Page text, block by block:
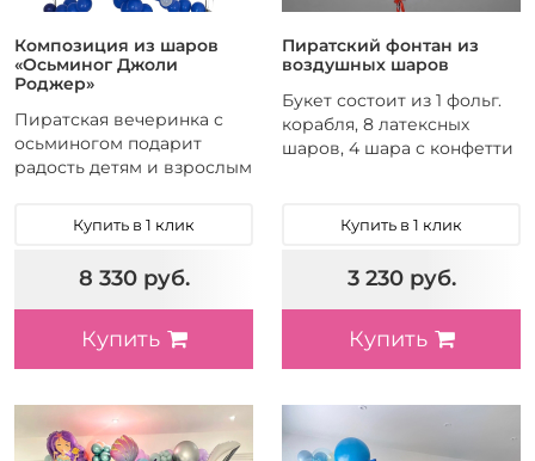
Композиция из шаров
«Осьминог Джоли
Роджер»
Пиратская вечеринка с
осьминогом подарит
радость детям и взрослым
Купить в 1 клик
8 330 руб.
Купить
Пиратский фонтан из
воздушных шаров
Букет состоит из 1 фольг.
корабля, 8 латексных
шаров, 4 шара с конфетти
Купить в 1 клик
3 230 руб.
Купить